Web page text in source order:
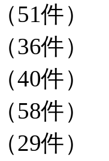
（51件）
（36件）
（40件）
（58件）
（29件）